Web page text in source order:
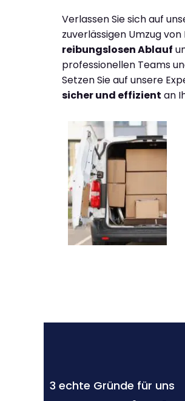
Verlassen Sie sich auf
zuverlässigen Umzug
reibungslosen Ablauf
professionellen Teams
Setzen Sie auf unsere
sicher und effizient an
3 echte Gründe für uns